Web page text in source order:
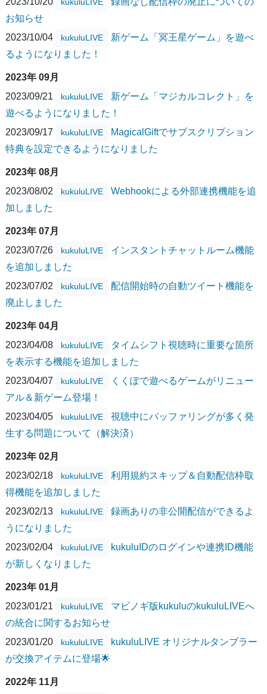
お知らせ
2023/10/04
kukuluLIVE
新ゲーム「冥王星ゲーム」を遊べ
るようになりました！
2023年 09月
2023/09/21
kukuluLIVE
新ゲーム「マジカルコレクト」を
遊べるようになりました！
2023/09/17
kukuluLIVE
MagicalGiftでサブスクリプション
特典を設定できるようになりました
2023年 08月
2023/08/02
kukuluLIVE
Webhookによる外部連携機能を追
加しました
2023年 07月
2023/07/26
kukuluLIVE
インスタントチャットルーム機能
を追加しました
2023/07/02
kukuluLIVE
配信開始時の自動ツイート機能を
廃止しました
2023年 04月
2023/04/08
kukuluLIVE
タイムシフト視聴時に重要な箇所
を表示する機能を追加しました
2023/04/07
kukuluLIVE
くくぽで遊べるゲームがリニュー
アル＆新ゲーム登場！
2023/04/05
kukuluLIVE
視聴中にバッファリングが多く発
生する問題について（解決済）
2023年 02月
2023/02/18
kukuluLIVE
利用規約スキップ＆自動配信枠取
得機能を追加しました
2023/02/13
kukuluLIVE
録画ありの非公開配信ができるよ
うになりました
2023/02/04
kukuluLIVE
kukuluIDのログインや連携ID機能
が新しくなりました
2023年 01月
2023/01/21
kukuluLIVE
マビノギ版kukuluのkukuluLIVEへ
の統合に関するお知らせ
2023/01/20
kukuluLIVE
kukuluLIVE オリジナルタンブラー
が交換アイテムに登場🌟
2022年 11月